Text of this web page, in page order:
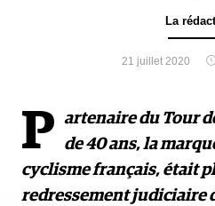
La
21 juillet 2020
P artenaire du Tour
de 40 ans, la
cyclisme français, était
redressement judiciaire